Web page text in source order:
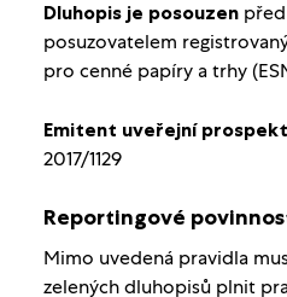
Dluhopis je posouzenpřed
posuzovatelem
pro cenné papíry a trhy
Emitent uveřejní prospekt
2017/1129
Reportingové
Mimo uvedená pravidla
zelených dluhopisů plnit